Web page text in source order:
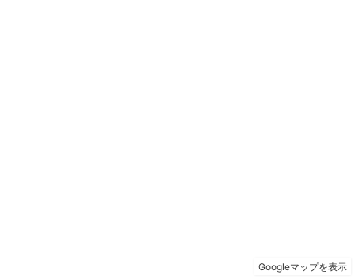
Googleマップを表示